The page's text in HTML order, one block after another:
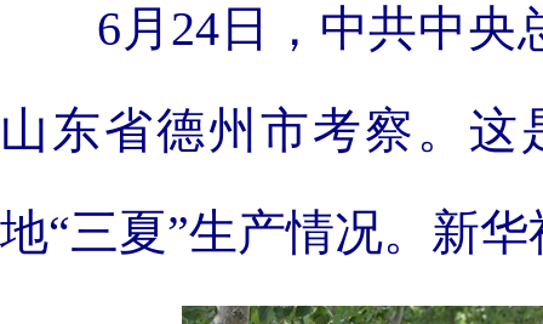
6月24日，中共中
山东省德州市考察。
地“三夏”生产情况。新